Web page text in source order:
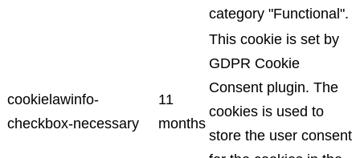
category "Functional".
cookielawinfo-
checkbox-necessary
11
months
This cookie is set by
GDPR Cookie
Consent plugin. The
cookies is used to
store the user consent